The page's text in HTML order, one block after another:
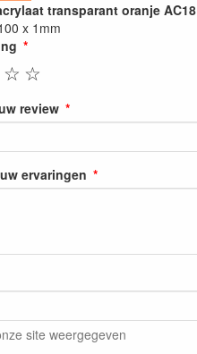
transparant oranje AC18
x 1mm
☆
☆
review
ervaringen
site weergegeven